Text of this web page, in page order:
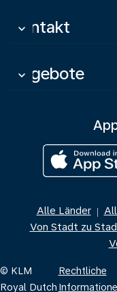
Kontakt
keyboard_arrow_down
Angebote
keyboard_arrow_down
Alle Länder |
Von Stadt zu
© KLM
Royal Dutch
Rechtliche